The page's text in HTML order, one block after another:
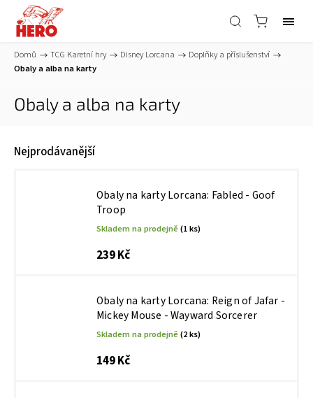
Domů / TCG Karetní hry / Disney Lorcana / Doplňky a příslušenství /
Obaly a alba na karty
Obaly a alba na karty
Nejprodávanější
Obaly na karty Lorcana: Fabled - Goof
Troop
Skladem na prodejně(1 ks)
239 Kč
Obaly na karty Lorcana: Reign of Jafar -
Mickey Mouse - Wayward Sorcerer
Skladem na prodejně(2 ks)
149 Kč